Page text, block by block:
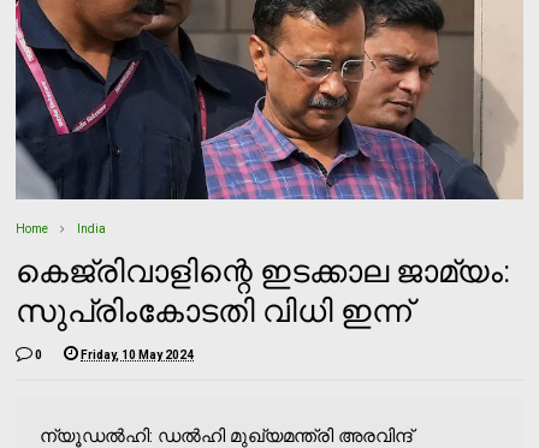
Home India
കെജ്രിവാളിന്റെ ഇടക്കാല ജാമ്യം:
സുപ്രിംകോടതി വിധി ഇന്ന്
0 Friday, 10 May 2024
ന്യൂഡല്‍ഹി: ഡല്‍ഹി മുഖ്യമന്ത്രി അരവിന്ദ്